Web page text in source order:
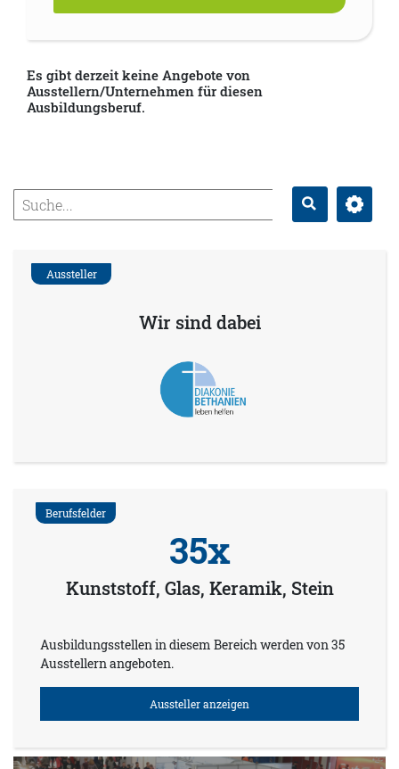
Es gibt derzeit keine Angebote von
Ausstellern/Unternehmen für diesen
Ausbildungsberuf.
Suche
Aussteller
Wir sind dabei
Berufsfelder
35x
Kunststoff, Glas, Keramik, Stein
Ausbildungsstellen in diesem Bereich werden von 35
Ausstellern angeboten.
Aussteller anzeigen